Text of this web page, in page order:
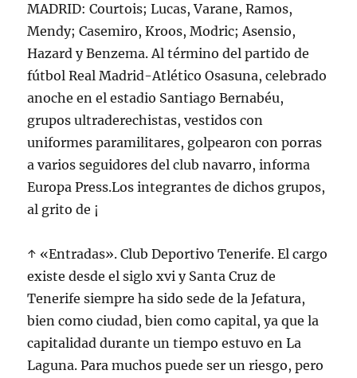
MADRID: Courtois; Lucas, Varane, Ramos,
Mendy; Casemiro, Kroos, Modric; Asensio,
Hazard y Benzema. Al término del partido de
fútbol Real Madrid-Atlético Osasuna, celebrado
anoche en el estadio Santiago Bernabéu,
grupos ultraderechistas, vestidos con
uniformes paramilitares, golpearon con porras
a varios seguidores del club navarro, informa
Europa Press.Los integrantes de dichos grupos,
al grito de ¡
↑ «Entradas». Club Deportivo Tenerife. El cargo
existe desde el siglo xvi y Santa Cruz de
Tenerife siempre ha sido sede de la Jefatura,
bien como ciudad, bien como capital, ya que la
capitalidad durante un tiempo estuvo en La
Laguna. Para muchos puede ser un riesgo, pero